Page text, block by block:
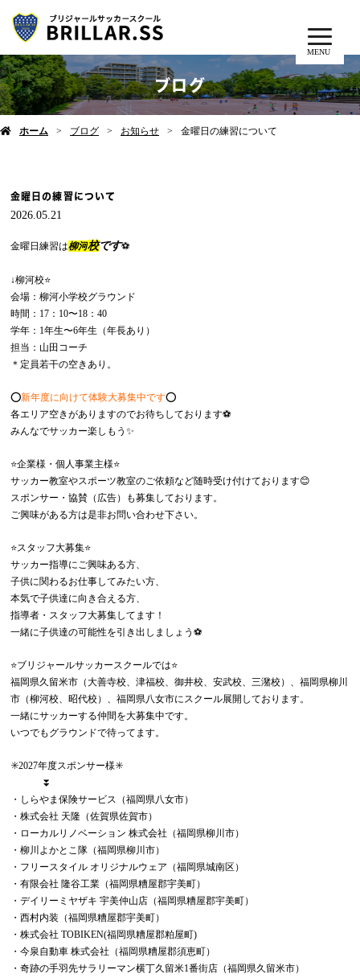
MENU
ブログ
ホーム ブログ お知らせ 金曜日の練習について
金曜日の練習について
2026.05.21
金曜日練習は柳河校です⚽️
↓柳河校⭐️
会場：柳河小学校グラウンド
時間：17：10〜18：40
学年：1年生〜6年生（年長あり）
担当：山田コーチ
＊定員若干の空きあり。
⭕️新年度に向けて体験大募集中です⭕️
各エリア空きがありますのでお待ちしております⚽️
みんなでサッカー楽しもう✨
⭐️企業様・個人事業主様⭐️
サッカー教室やスポーツ教室のご依頼など随時受け付けております😊
スポンサー・協賛（広告）も募集しております。
ご興味がある方は是非お問い合わせ下さい。
⭐️スタッフ大募集⭐️
サッカー指導にご興味ある方、
子供に関わるお仕事してみたい方、
本気で子供達に向き合える方、
指導者・スタッフ大募集してます！
一緒に子供達の可能性を引き出しましょう⚽️
⭐️ブリジャールサッカースクールでは⭐️
福岡県久留米市（大善寺校、津福校、御井校、安武校、三潴校）、福岡県柳川
市（柳河校、昭代校）、福岡県八女市にスクール展開しております。
一緒にサッカーする仲間を大募集中です。
いつでもグラウンドで待ってます。
✳️2027年度スポンサー様✳️
⏬
・しらやま保険サービス（福岡県八女市）
・株式会社 天隆（佐賀県佐賀市）
・ローカルリノベーション 株式会社（福岡県柳川市）
・柳川よかとこ隊（福岡県柳川市）
・フリースタイル オリジナルウェア（福岡県城南区）
・有限会社 隆谷工業（福岡県糟屋郡宇美町）
・デイリーミヤザキ 宇美仲山店（福岡県糟屋郡宇美町）
・西村内装（福岡県糟屋郡宇美町）
・株式会社 TOBIKEN(福岡県糟屋郡粕屋町)
・今泉自動車 株式会社（福岡県糟屋郡須恵町）
・奇跡の手羽先サラリーマン横丁久留米1番街店（福岡県久留米市）